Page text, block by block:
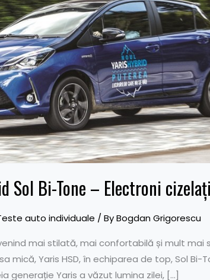
Sol Bi-Tone – Electroni cizelați
auto individuale / ByBogdan Grigorescu
mai stilată, mai confortabilă și mult mai
mică, Yaris HSD, în echiparea de top, Sol Bi-
generație Yaris a văzut lumina zilei, […]